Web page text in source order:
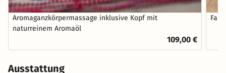
Aromaganzkörpermassage inklusive Kopf mit
naturreinem Aromaöl
109,00 €
Ausstattung